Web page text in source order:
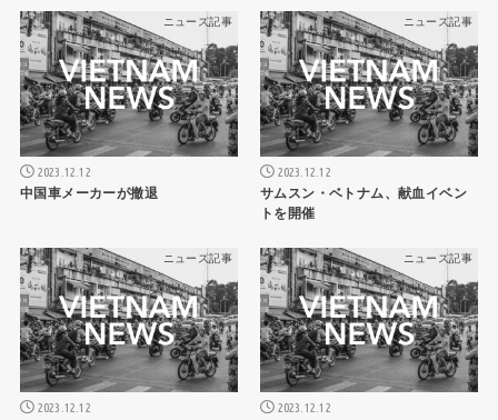
ニュース記事
2023.12.12
中国車メーカーが撤退
ニュース記事
2023.12.12
サムスン・ベトナム、献血イベン
トを開催
ニュース記事
2023.12.12
ニュース記事
2023.12.12